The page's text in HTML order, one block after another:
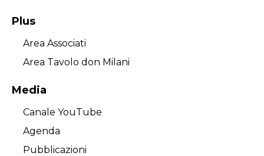
Plus
Area Associati
Area Tavolo don Milani
Media
Canale YouTube
Agenda
Pubblicazioni